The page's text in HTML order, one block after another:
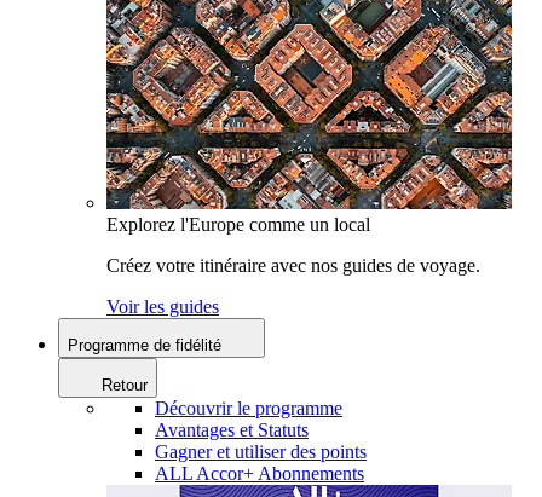
Explorez l'Europe comme un local
Créez votre itinéraire avec nos guides de voyage.
Voir les guides
Programme de fidélité
Retour
Découvrir le programme
Avantages et Statuts
Gagner et utiliser des points
ALL Accor+ Abonnements